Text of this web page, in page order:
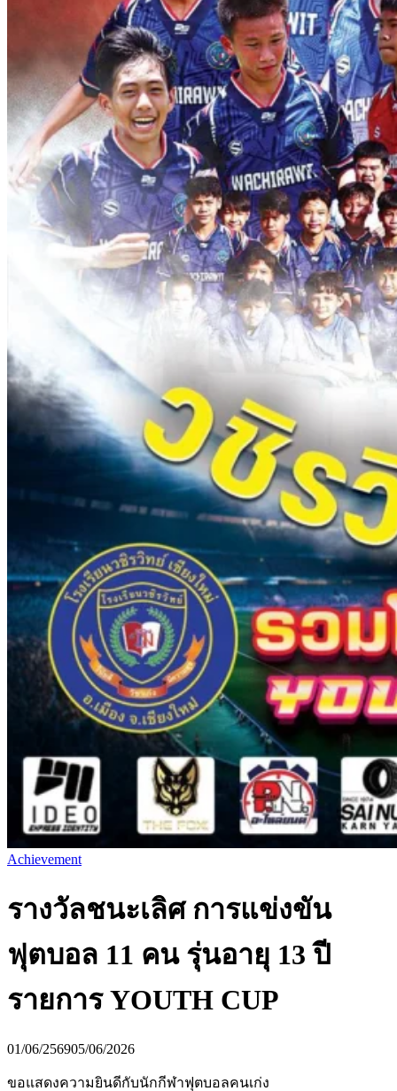
Achievement
รางวัลชนะเลิศ การแข่งขัน
ฟุตบอล 11 คน รุ่นอายุ 13 ปี
รายการ YOUTH CUP
01/06/256905/06/2026
ขอแสดงความยินดีกับนักกีฬาฟุตบอลคนเก่ง